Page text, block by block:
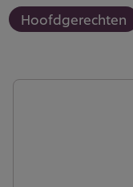
Hoofdgerechten